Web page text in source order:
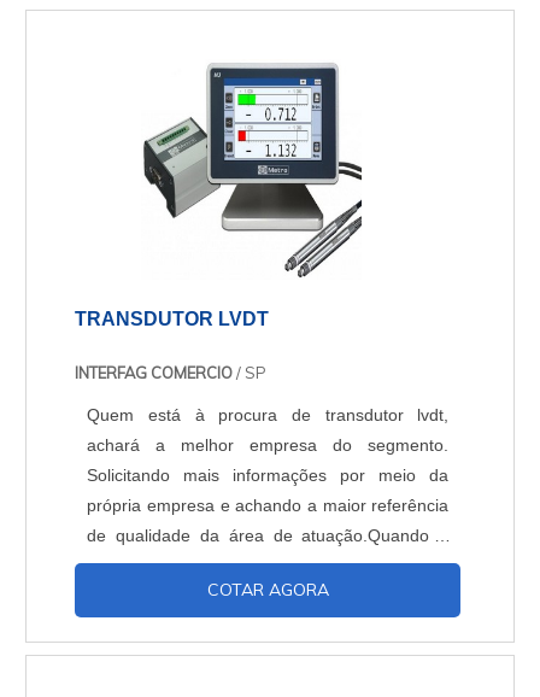
detecta a variaçãode temperatura ocasionada
temperatura entre os dois elemen....
TRANSDUTOR LVDT
INTERFAG COMERCIO/ SP
Quem está à procura de transdutor lvdt,
achará a melhor empresa do segmento.
Solicitando mais informações por meio da
própria empresa e achando a maior referência
de qualidade da área de atuação.Quando o
quesito é transdutor lvdt, com os melhores
profissionais da Interfag irá encontrar ótima
passam por processos do sistema de gestão
COTAR AGORA